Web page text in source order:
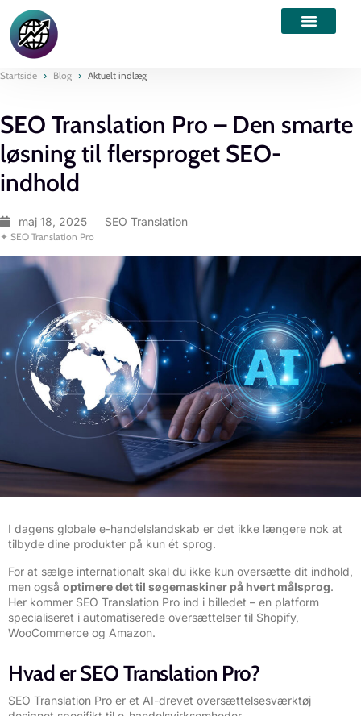
Startside › Blog › Aktuelt indlæg
SEO Translation Pro – Den smarte
løsning til flersproget SEO-
indhold
maj 18, 2025 SEO Translation
✦ SEO Translation Pro
I dagens globale e-handelslandskab er det ikke længere nok at
tilbyde dine produkter på kun ét sprog.
For at sælge internationalt skal du ikke kun oversætte dit indhold,
men også optimere det til søgemaskiner på hvert målsprog.
Her kommer SEO Translation Pro ind i billedet – en platform
specialiseret i automatiserede oversættelser til Shopify,
WooCommerce og Amazon.
Hvad er SEO Translation Pro?
SEO Translation Pro er et AI-drevet oversættelsesværktøj